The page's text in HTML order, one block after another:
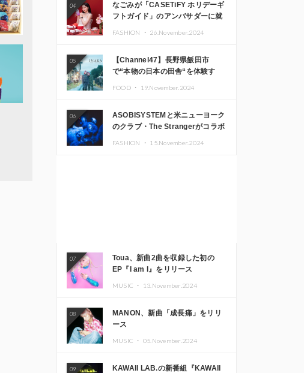
04
なごみが「CASETiFY ホリデーギ
フトガイド」のアンバサダーに就
FASHION ・ 26.November.2024
05
【Channel47】長野県飯田市
で“本物の日本の田舎“を体験す
FOOD ・ 19.November.2024
06
ASOBISYSTEMと米ニューヨーク
のクラブ・The Strangerがコラボ
FASHION ・ 15.November.2024
07
Toua、新曲2曲を収録した初の
EP『I am I』をリリース
MUSIC ・ 13.November.2024
08
MANON、新曲「成長痛」をリリ
ース
MUSIC ・ 05.November.2024
09
KAWAII LAB.の新番組『KAWAII